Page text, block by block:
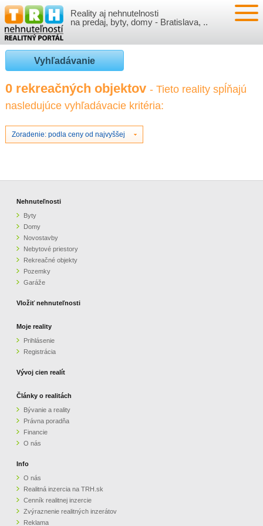
Reality aj nehnutelnosti
na predaj, byty, domy - Bratislava, ..
NEHNUTEĽNOSTI
BYTY
NOVOSTAVBY
NEBYTOVÉ PRIESTORY
GARÁŽE
VLOŽIŤ NEHNUTEĽNOSTI
PRIHLÁSENIE
REGISTRÁCIA
VÝVOJ CIEN REALÍT
ČLÁNKY O REALITÁCH
O NÁS
CENNÍK REALITNEJ INZERCIE
ZVÝRAZNENIE REALITNÝCH INZERÁTOV
PARTNERI
OBCHODNÉ PODMIENKY
KONTAKT
Vyhľadávanie
0 rekreačných objektov - Tieto reality spĺňajú
nasledujúce vyhľadávacie kritéria:
Zoradenie: podla ceny od najvyššej
Nehnuteľnosti
Byty
Domy
Novostavby
Nebytové priestory
Rekreačné objekty
Pozemky
Garáže
Vložiť nehnuteľnosti
Moje reality
Prihlásenie
Registrácia
Vývoj cien realít
Články o realitách
Bývanie a reality
Právna poradňa
Financie
O nás
Info
O nás
Realitná inzercia na TRH.sk
Cenník realitnej inzercie
Zvýraznenie realitných inzerátov
Reklama